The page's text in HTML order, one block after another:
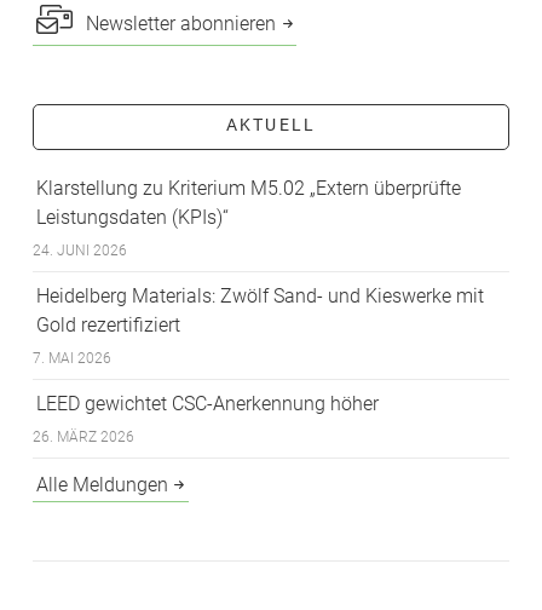
Newsletter abonnieren
AKTUELL
Klarstellung zu Kriterium M5.02 „Extern überprüfte
Leistungsdaten (KPIs)“
24. JUNI 2026
Heidelberg Materials: Zwölf Sand- und Kieswerke mit
Gold rezertifiziert
7. MAI 2026
LEED gewichtet CSC-Anerkennung höher
26. MÄRZ 2026
Alle Meldungen